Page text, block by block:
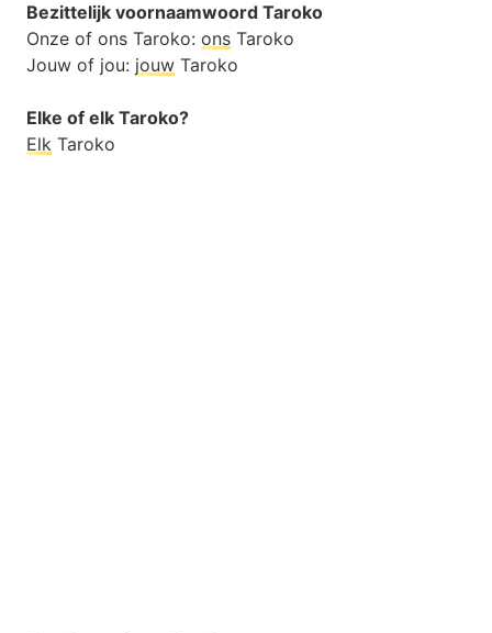
Bezittelijk voornaamwoord Taroko
Onze of ons Taroko: ons Taroko
Jouw of jou: jouw Taroko
Elke of elk Taroko?
Elk Taroko